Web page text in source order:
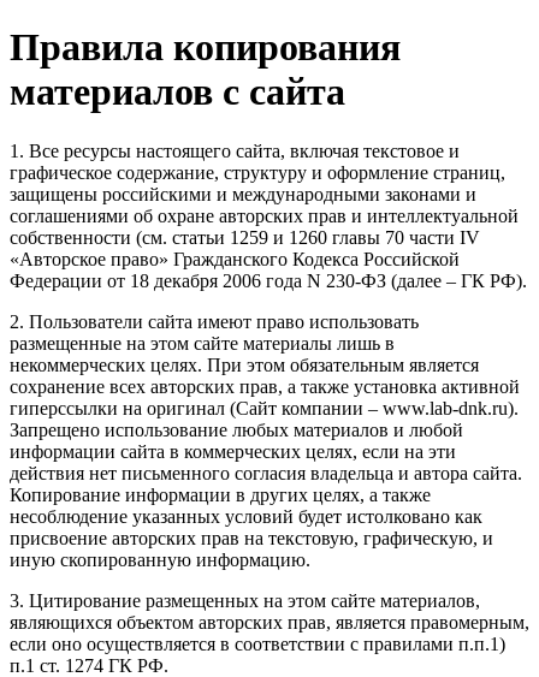
Правила копирования
материалов с сайта
1. Все ресурсы настоящего сайта, включая текстовое и
графическое содержание, структуру и оформление страниц,
защищены российскими и международными законами и
соглашениями об охране авторских прав и интеллектуальной
собственности (см. статьи 1259 и 1260 главы 70 части IV
«Авторское право» Гражданского Кодекса Российской
Федерации от 18 декабря 2006 года N 230-ФЗ (далее – ГК РФ).
2. Пользователи сайта имеют право использовать
размещенные на этом сайте материалы лишь в
некоммерческих целях. При этом обязательным является
сохранение всех авторских прав, а также установка активной
гиперссылки на оригинал (Сайт компании – www.lab-dnk.ru).
Запрещено использование любых материалов и любой
информации сайта в коммерческих целях, если на эти
действия нет письменного согласия владельца и автора сайта.
Копирование информации в других целях, а также
несоблюдение указанных условий будет истолковано как
присвоение авторских прав на текстовую, графическую, и
иную скопированную информацию.
3. Цитирование размещенных на этом сайте материалов,
являющихся объектом авторских прав, является правомерным,
если оно осуществляется в соответствии с правилами п.п.1)
п.1 ст. 1274 ГК РФ.